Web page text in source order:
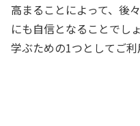
高まることによって、後
にも自信となることでし
学ぶための1つとしてご利